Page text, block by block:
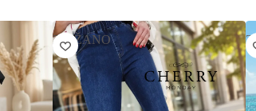
ZNIŽANO